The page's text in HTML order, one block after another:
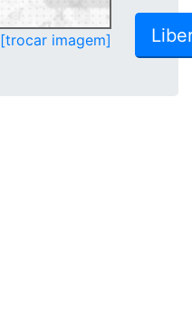
[trocar imagem]